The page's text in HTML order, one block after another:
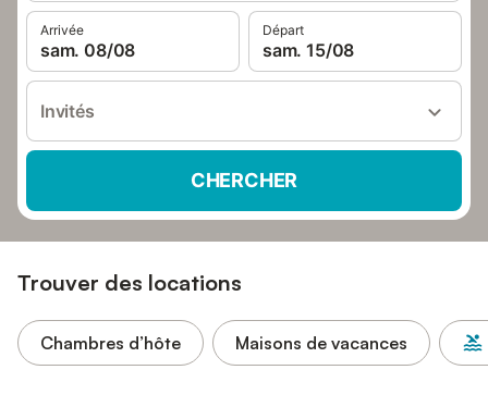
Arrivée
sam. 08/08
Départ
sam. 15/08
Invités
CHERCHER
Trouver des locations
Chambres d’hôte Maisons de vacances